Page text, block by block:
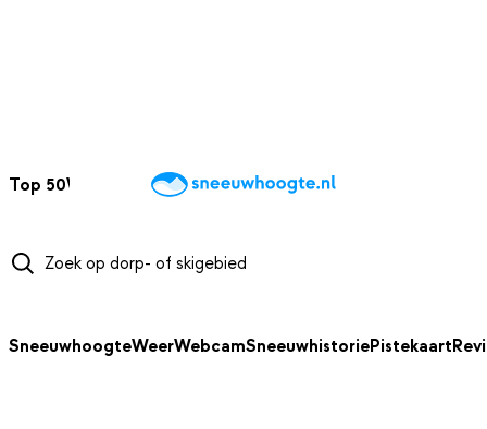
Top 50Webcams WintersportweerKaarten
SneeuwhoogteWeerWebcamSneeuwhistoriePistekaart